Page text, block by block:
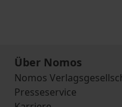
Über Nomos
Nomos
Presseservice